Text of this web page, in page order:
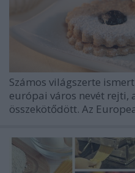
Számos világszerte
európai város nevét
összekötődött. Az